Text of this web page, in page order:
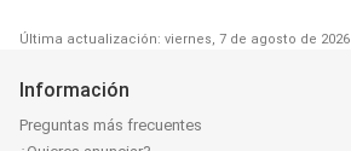
Última actualización: viernes, 7 de agosto de 2026
Información
Preguntas más frecuentes